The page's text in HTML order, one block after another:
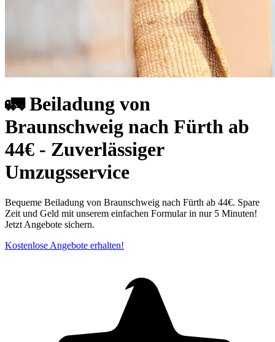
🚛 Beiladung von
Braunschweig nach Fürth ab
44€ - Zuverlässiger
Umzugsservice
Bequeme Beiladung von Braunschweig nach Fürth ab 44€. Spare
Zeit und Geld mit unserem einfachen Formular in nur 5 Minuten!
Jetzt Angebote sichern.
Kostenlose Angebote erhalten!